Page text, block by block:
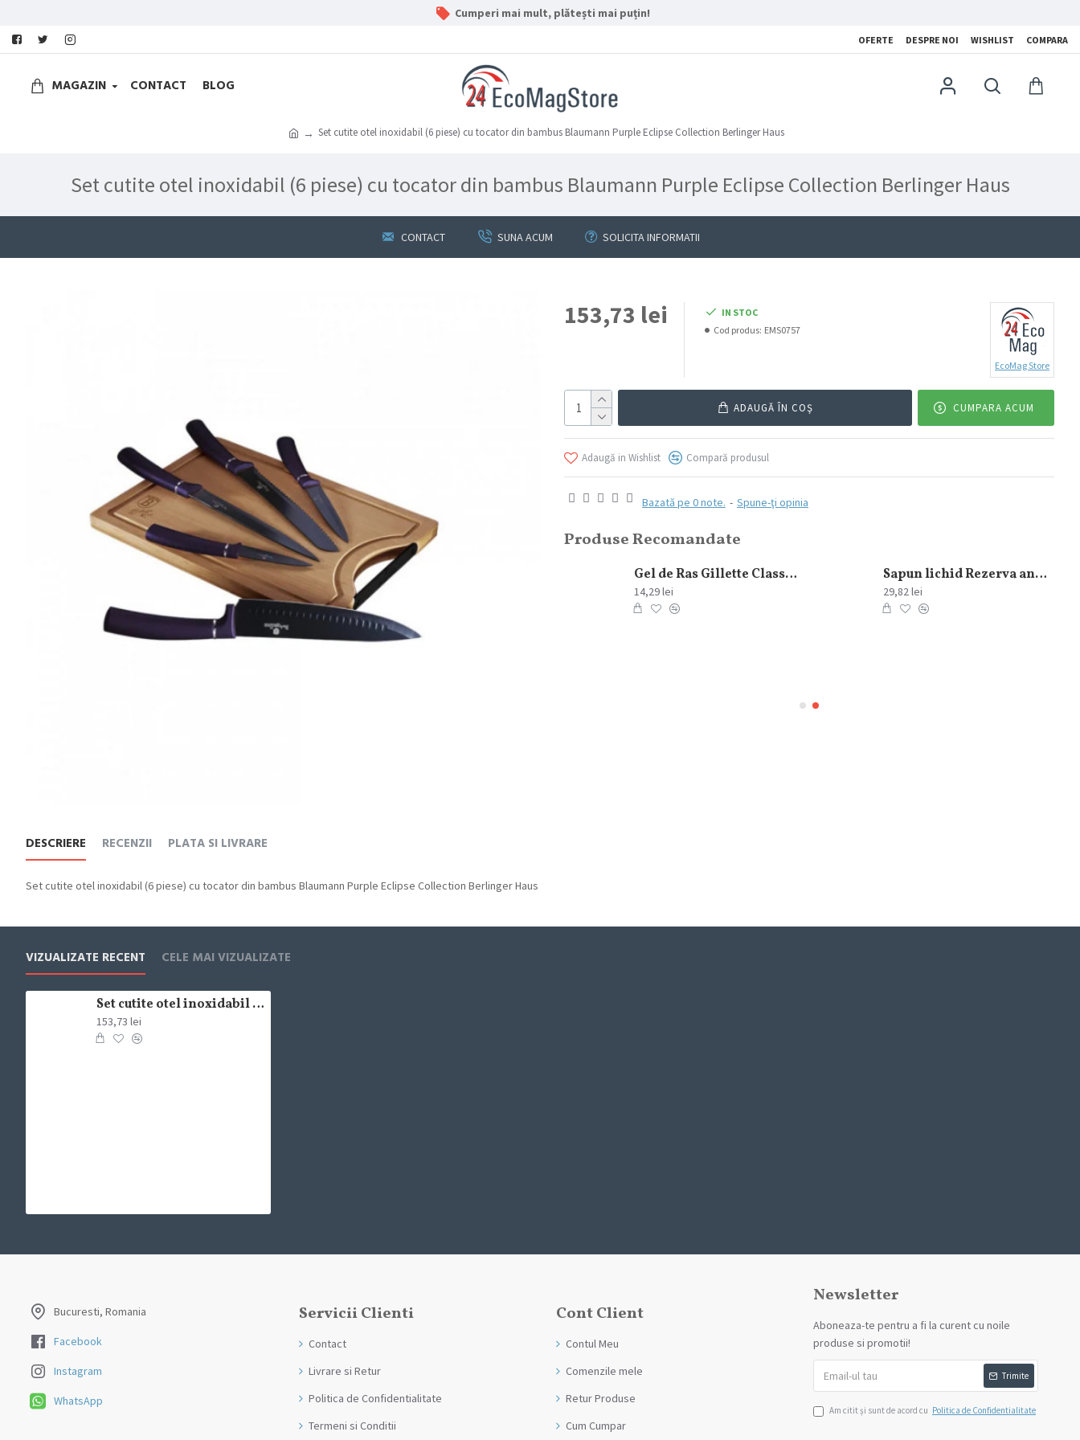
Cumperi mai mult, plătești mai puțin!
OFERTE DESPRE NOI WISHLIST COMPARA
MAGAZIN CONTACT BLOG
Set cutite otel inoxidabil (6 piese) cu tocator din bambus Blaumann Purple Eclipse Collection Berlinger Haus
Set cutite otel inoxidabil (6 piese) cu tocator din bambus Blaumann Purple Eclipse Collection Berlinger Haus
CONTACT SUNA ACUM SOLICITA INFORMATII
Bazată pe 0 note. - Spune-ţi opinia
153,73 lei
IN STOC
Cod produs: EMS0757
EcoMag Store
ADAUGĂ ÎN COŞ CUMPARA ACUM
Adaugă in Wishlist Compară produsul
Produse Recomandate
Detergent pardoseala Asevi Roz 1L Gel de Ras Gillette Classic Original 200 ml
14,29 lei
Sapun lichid Rezerva antibacterial Protex Fresh 700 ml
29,82 lei
DESCRIERE RECENZII PLATA SI LIVRARE
Set cutite otel inoxidabil (6 piese) cu tocator din bambus Blaumann Purple Eclipse Collection Berlinger Haus
VIZUALIZATE RECENT CELE MAI VIZUALIZATE
Set cutite otel inoxidabil (6 piese) cu tocator din bambus Blaumann Purple Eclipse Collection Berlinger Haus
153,73 lei
Bucuresti, Romania
Facebook
Instagram
WhatsApp
Servicii Clienti
Contact
Livrare si Retur
Politica de Confidentialitate
Termeni si Conditii
Cont Client
Contul Meu
Comenzile mele
Retur Produse
Cum Cumpar
Newsletter
Aboneaza-te pentru a fi la curent cu noile
produse si promotii!
Trimite
Am citit şi sunt de acord cu Politica de Confidentialitate